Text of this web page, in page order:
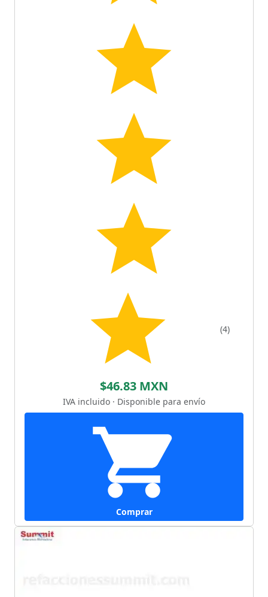
(4)
$46.83 MXN
IVA incluido · Disponible para envío
Comprar